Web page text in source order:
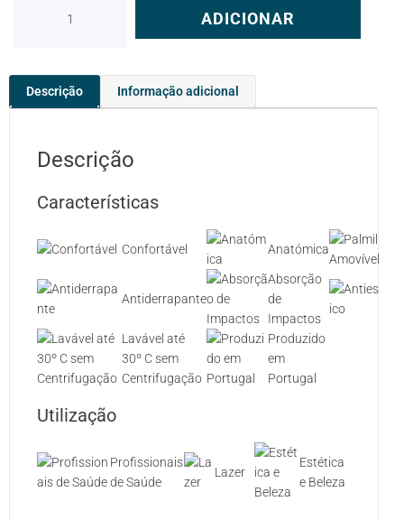
ADICIONAR
Descrição Informação adicional
Descrição
Características
Confortável Anatómica
Antiderrapante
Absorção
de
Impactos
Lavável até
30º C sem
Centrifugação
Produzido
em
Portugal
Utilização
Profissionais
de Saúde
Lazer
Estética
e Beleza